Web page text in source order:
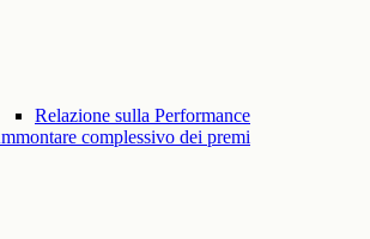
Relazione sulla Performance
complessivo dei premi